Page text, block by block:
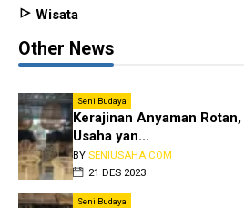
Wisata
Other News
Seni Budaya
Kerajinan Anyaman
Usaha yan...
BY SENIUSAHA.COM
21 DES 2023
Seni Budaya